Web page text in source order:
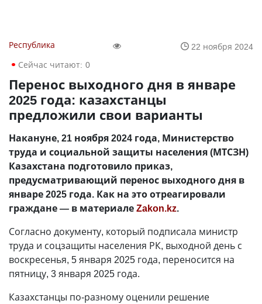
Республика
22 ноября 2024
Сейчас читают: 0
Перенос выходного дня в январе
2025 года: казахстанцы
предложили свои варианты
Накануне, 21 ноября 2024 года, Министерство
труда и социальной защиты населения (МТСЗН)
Казахстана подготовило приказ,
предусматривающий перенос выходного дня в
январе 2025 года. Как на это отреагировали
граждане— в материалеZakon.kz.
Согласно документу, который подписала министр
труда и соцзащиты населения РК, выходной день с
воскресенья, 5 января 2025 года, переносится на
пятницу, 3 января 2025 года.
Казахстанцы по-разному оценили решение